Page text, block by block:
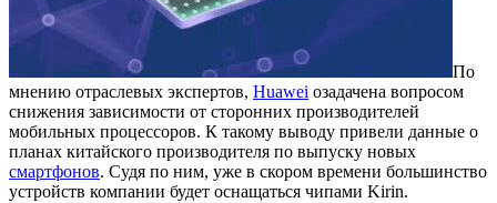
По
мнению отраслевых экспертов, Huawei озадачена вопросом
снижения зависимости от сторонних производителей
мобильных процессоров. К такому выводу привели данные о
планах китайского производителя по выпуску новых
смартфонов. Судя по ним, уже в скором времени большинство
устройств компании будет оснащаться чипами Kirin.